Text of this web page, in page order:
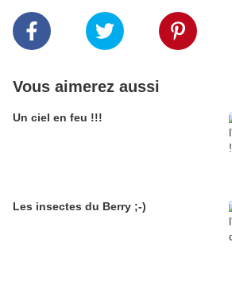
Vous aimerez aussi
Un ciel en feu !!!
Les insectes du Berry ;-)